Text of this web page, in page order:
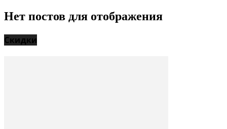
Нет постов для отображения
Скидки